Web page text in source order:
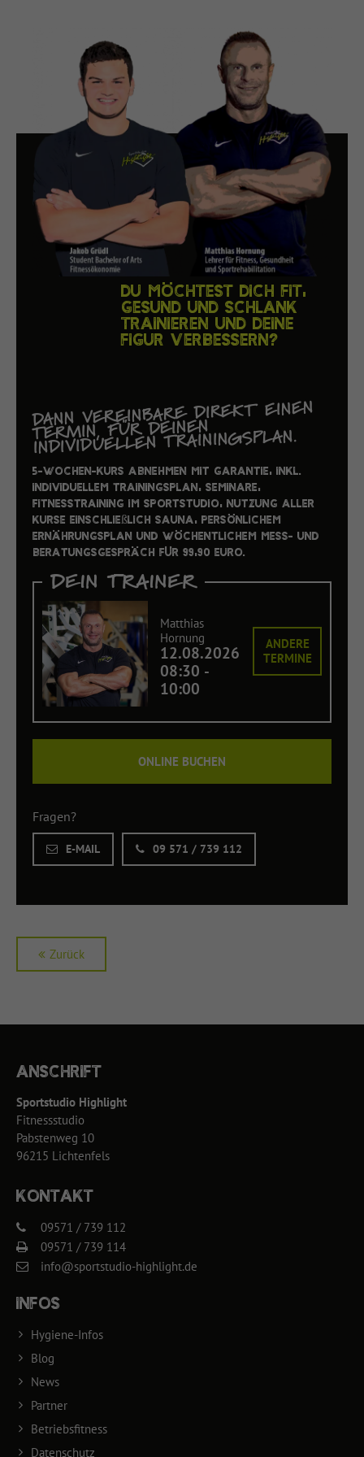
DU MÖCHTEST DICH FIT,
GESUND UND SCHLANK
TRAINIEREN UND DEINE
FIGUR VERBESSERN?
DANN VEREINBARE DIREKT EINEN
TERMIN, FÜR DEINEN
INDIVIDUELLEN TRAININGSPLAN.
5-Wochen-Kurs Abnehmen mit Garantie, inkl.
individuellem Trainingsplan, Seminare,
Fitnesstraining im Sportstudio, Nutzung aller
Kurse einschließlich Sauna, persönlichem
Ernährungsplan und wöchentlichem Mess- und
Beratungsgespräch für 99,90 Euro.
DEIN TRAINER
Matthias
Hornung
12.08.2026
08:30 -
10:00
ANDERE
TERMINE
ONLINE BUCHEN
Fragen?
E-MAIL 09 571 / 739 112
Zurück
ANSCHRIFT
Sportstudio Highlight
Fitnessstudio
Pabstenweg 10
96215 Lichtenfels
KONTAKT
09571 / 739 112
09571 / 739 114
info@sportstudio-highlight.de
INFOS
Hygiene-Infos
Blog
News
Partner
Betriebsfitness
Datenschutz